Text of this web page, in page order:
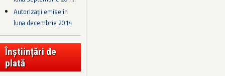
Autorizații emise în
luna decembrie 2014
Înștiințări de
plată